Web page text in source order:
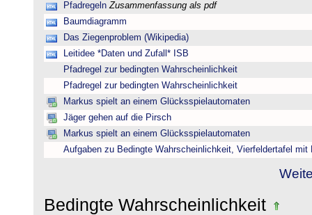
Pfadregeln Zusammenfassung als pdf
Baumdiagramm
Das Ziegenproblem (Wikipedia)
Leitidee *Daten und Zufall* ISB
Pfadregel zur bedingten Wahrscheinlichkeit
Pfadregel zur bedingten Wahrscheinlichkeit
Markus spielt an einem Glücksspielautomaten
Jäger gehen auf die Pirsch
Markus spielt an einem Glücksspielautomaten
Aufgaben zu Bedingte Wahrscheinlichkeit, Vierfeldertafel mit
Bedingte Wahrscheinlichkeit